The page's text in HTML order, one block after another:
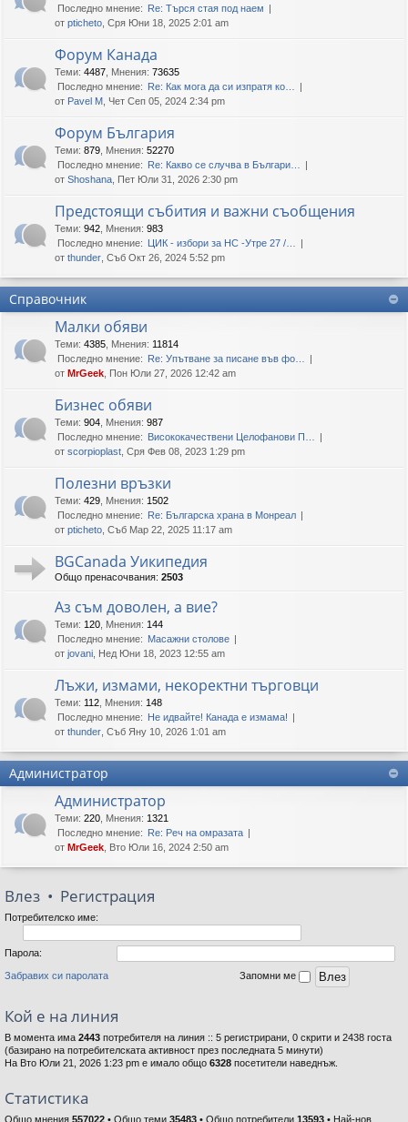
Последно мнение: Re: Търся стая под наем
от pticheto , Сря Юни 18, 2025 2:01 am
Форум Канада
Теми: 4487 Мнения: 73635
Последно мнение: Re: Как мога да си изпратя ко…
от Pavel M , Чет Сеп 05, 2024 2:34 pm
Форум България
Теми: 879 Мнения: 52270
Последно мнение: Re: Какво се случва в Българи…
от Shoshana , Пет Юли 31, 2026 2:30 pm
Предстоящи събития и важни съобщения
Теми: 942 Мнения: 983
Последно мнение: ЦИК - избори за НС -Утре 27 /…
от thunder , Съб Окт 26, 2024 5:52 pm
Справочник
Малки обяви
Теми: 4385 Мнения: 11814
Последно мнение: Re: Упътване за писане във фо…
от MrGeek , Пон Юли 27, 2026 12:42 am
Бизнес обяви
Теми: 904 Мнения: 987
Последно мнение: Висококачествени Целофанови П…
от scorpioplast , Сря Фев 08, 2023 1:29 pm
Полезни връзки
Теми: 429 Мнения: 1502
Последно мнение: Re: Българска храна в Монреал
от pticheto , Съб Мар 22, 2025 11:17 am
BGCanada Уикипедия
Общо пренасочвания: 2503
Аз съм доволен, а вие?
Теми: 120 Мнения: 144
Последно мнение: Масажни столове
от jovani , Нед Юни 18, 2023 12:55 am
Лъжи, измами, некоректни търговци
Теми: 112 Мнения: 148
Последно мнение: Не идвайте! Канада е измама!
от thunder , Съб Яну 10, 2026 1:01 am
Администратор
Администратор
Теми: 220 Мнения: 1321
Последно мнение: Re: Реч на омразата
от MrGeek , Вто Юли 16, 2024 2:50 am
Влез • Регистрация
Потребителско име:
Парола:
Забравих си паролата Запомни ме
Кой е на линия
В момента има 2443 потребителя на линия :: 5 регистрирани, 0 скрити и 2438 госта
(базирано на потребителската активност през последната 5 минути)
На Вто Юли 21, 2026 1:23 pm е имало общо 6328 посетители наведнъж.
Статистика
Общо мнения 557022 • Общо теми 35483 • Общо потребители 13593 • Най-нов